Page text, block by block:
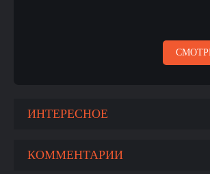
ИНТЕРЕСНОЕ
КОММЕНТАРИИ